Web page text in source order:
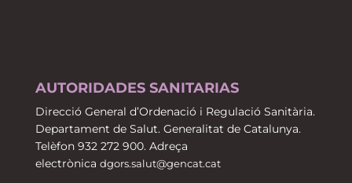
AUTORIDADES SANITARIAS
Direcció General d’Ordenació i Regulació Sanitària.
Departament de Salut. Generalitat de Catalunya.
Telèfon 932 272 900. Adreça
electrònica dgors.salut@gencat.cat